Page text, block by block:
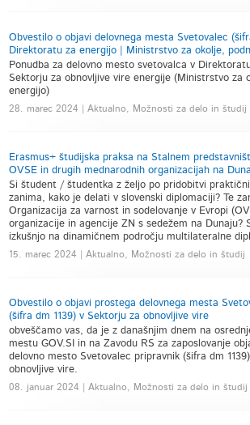
Obvestilo o objavi delovnega mesta Svetovalec
Direktoratu za energijo | Ministrstvo za okolje,
Ponudba za delovno mesto svetovalca v
Sektorju za obnovljive vire energije (Ministrstvo za
energijo)
28. marec 2024 | Aktualno, Možnosti za delo in študij
Erasmus+ študijska praksa na Stalnem
OVSE in drugih mednarodnih organizacijah na
Si študent / študentka z željo po pridobitvi
zanima, kako je delati v slovenski diplomaciji? Te
Organizacija za varnost in sodelovanje v Evropi
organizacije in agencije ZN s sedežem na Dunaju?
izkušnjo na dinamičnem področju multilateralne
15. marec 2024 | Aktualno, Možnosti za delo in študij
Obvestilo o objavi prostega delovnega mesta
(šifra dm 1139) v Sektorju za obnovljive vire
obveščamo vas, da je z današnjim dnem na
mestu GOV.SI in na Zavodu RS za zaposlovanje
delovno mesto Svetovalec pripravnik (šifra dm
obnovljive vire.
08. januar 2024 | Aktualno, Možnosti za delo in študij